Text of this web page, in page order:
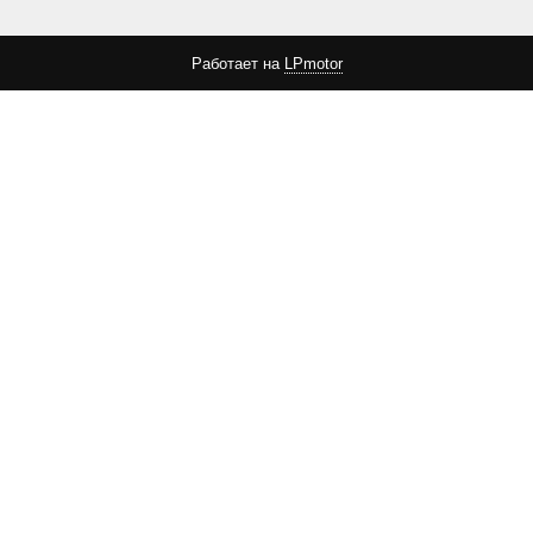
Работает на LPmotor